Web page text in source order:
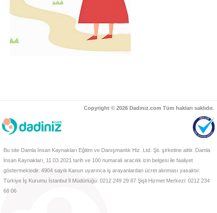
Copyright © 2026 Dadınız.com Tüm hakları saklıdır.
Bu site Damla İnsan Kaynakları Eğitim ve Danışmanlık Hiz. Ltd. Şti. şirketine aittir. Damla
İnsan Kaynakları, 11.03.2021 tarih ve 100 numaralı aracılık izin belgesi ile faaliyet
göstermektedir. 4904 sayılı Kanun uyarınca iş arayanlardan ücret alınması yasaktır.
Türkiye İş Kurumu İstanbul İl Müdürlüğü: 0212 249 29 87 Şişli Hizmet Merkezi: 0212 234
68 06